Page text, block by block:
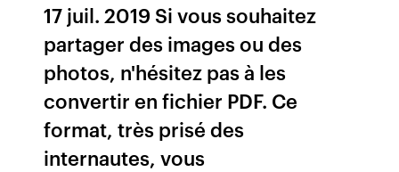
17 juil. 2019 Si vous souhaitez
partager des images ou des
photos, n'hésitez pas à les
convertir en fichier PDF. Ce
format, très prisé des
internautes, vous